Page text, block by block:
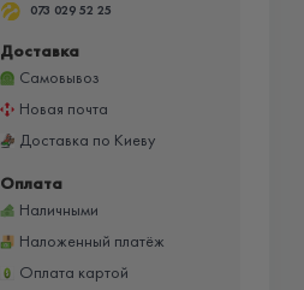
073 029 52 25
Доставка
Самовывоз
Новая почта
Доставка по Киеву
Оплата
Наличными
Наложенный платёж
Оплата картой